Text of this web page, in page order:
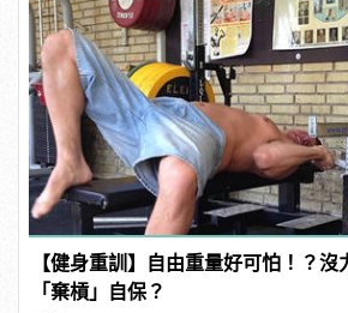
【健身重訓】自由重量好可怕！？沒
「棄槓」自保？